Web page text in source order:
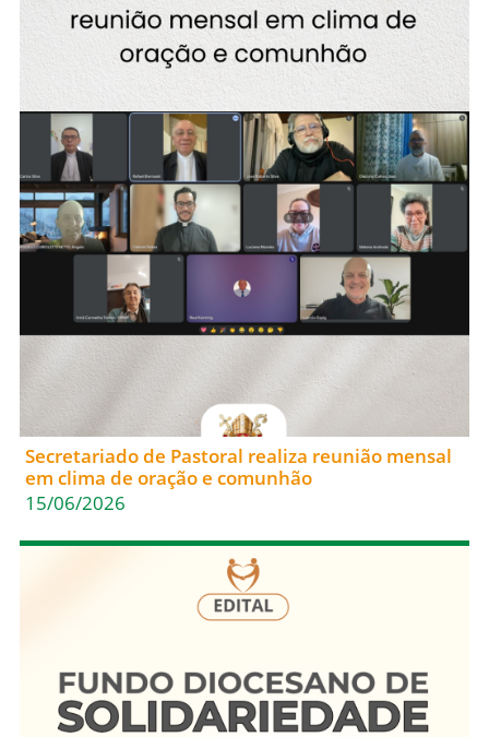
Secretariado de Pastoral realiza reunião mensal
em clima de oração e comunhão
15/06/2026